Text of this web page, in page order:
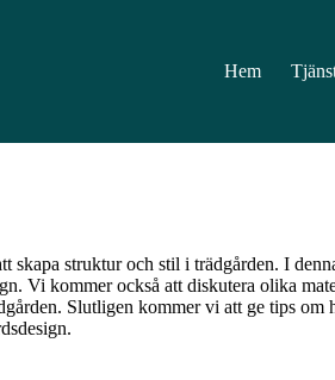
Hem
skapa struktur och stil i trädgården. I
Vi kommer också att diskutera olika
Slutligen kommer vi att ge tips om